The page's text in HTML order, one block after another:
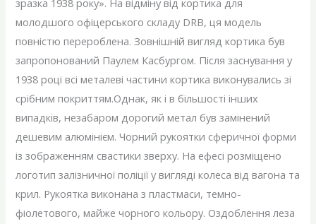
зразка 1938 року». На відміну від кортика для
молодшого офіцерського складу DRB, ця модель
повністю перероблена. Зовнішній вигляд кортика був
запропонований Паулем Касбургом. Після заснування у
1938 році всі металеві частини кортика виконувались зі
срібним покриттям.Однак, як і в більшості інших
випадків, незабаром дорогий метал був замінений
дешевим алюмінієм. Чорний рукоятки сферичної форми
із зображенням свастики зверху. На ефесі розміщено
логотип залізничної поліції у вигляді колеса від вагона та
крил. Рукоятка виконана з пластмаси, темно-
фіолетового, майже чорного кольору. Оздоблення леза